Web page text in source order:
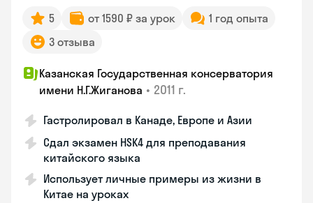
5 от 1590 ₽ за урок
1 год опыта
3 отзыва
Казанская Государственная консерватория
имени Н.Г.Жиганова • 2011 г.
Гастролировал в Канаде, Европе и Азии
Сдал экзамен HSK4 для преподавания
китайского языка
Использует личные примеры из жизни в
Китае на уроках